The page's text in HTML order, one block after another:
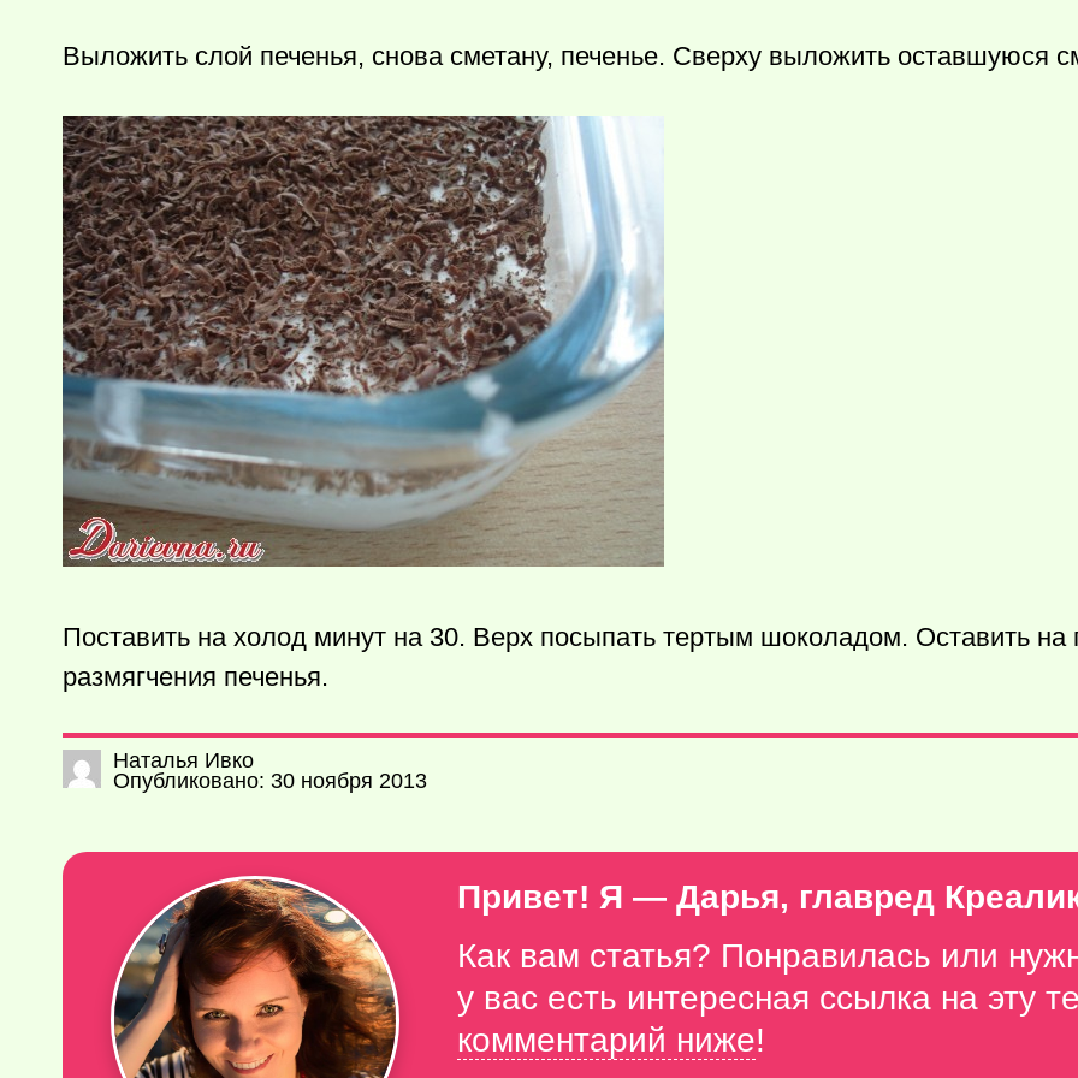
Выложить слой печенья, снова сметану, печенье. Сверху выложить оставшуюся
Поставить на холод минут на 30. Верх посыпать тертым шоколадом. Оставить на
размягчения печенья.
Наталья Ивко
Опубликовано: 30 ноября 2013
Привет! Я — Дарья, главред
Как вам статья? Понравилась или
у вас есть интересная ссылка на эту
комментарий ниже!